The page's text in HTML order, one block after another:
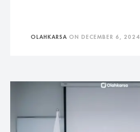
OLAHKARSA ON DECEMBER 6, 2024